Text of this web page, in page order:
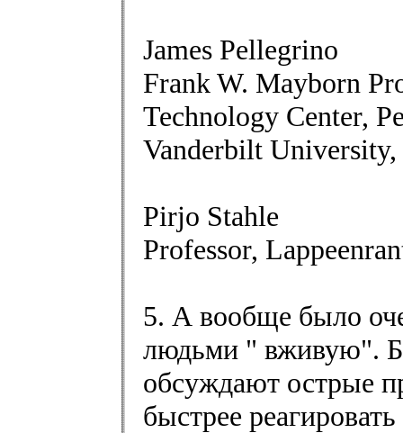
James Pellegrino
Frank W. Mayborn
Technology Center,
Vanderbilt
Pirjo Stahle
Professor,
5. А вообще было
людьми " вживую".
обсуждают острые
быстрее